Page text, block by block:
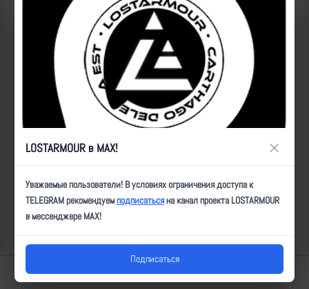
2559 | Автор:Артем | Дата:2023-06-21 | Просмотров: 1503
Популярные за сегодня видео
Lostarmour | Carthago Delenda Est | 2014-2026
LOSTARMOUR в MAX! ×
Уважаемые пользователи! В условиях ограничения доступа к
TELEGRAM рекомендуемподписатьсяна канал проекта LOSTARMOUR
в мессенджере MAX!
Подписаться